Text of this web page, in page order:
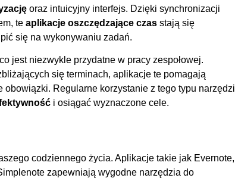
oraz intuicyjny interfejs. Dzięki synchronizacji
te aplikacje oszczędzające czas stają się
się na wykonywaniu zadań.
jest niezwykle przydatne w pracy zespołowej.
się terminach, aplikacje te pomagają
Regularne korzystanie z tego typu narzędzi
i osiągać wyznaczone cele.
codziennego życia. Aplikacje takie jak Evernote,
zapewniają wygodne narzędzia do